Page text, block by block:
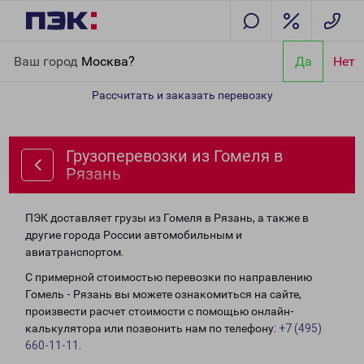
Ваш город Москва? Да Нет
Рассчитать и заказать перевозку
Грузоперевозки из Гомеля в
Рязань
ПЭК доставляет грузы из Гомеля в Рязань, а также в
другие города России автомобильным и
авиатранспортом.
С примерной стоимостью перевозки по направлению
Гомель - Рязань вы можете ознакомиться на сайте,
произвести расчет стоимости с помощью онлайн-
калькулятора или позвонить нам по телефону: +7 (495)
660-11-11